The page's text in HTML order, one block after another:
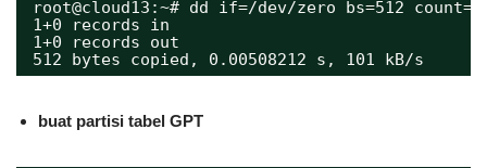
root@cloud13:~# dd if=/dev/zero bs=512
1+0 records in
1+0 records out
512 bytes copied, 0.00508212 s, 101 kB/s
buat partisi tabel GPT